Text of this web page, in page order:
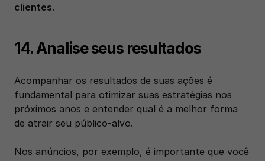
clientes.
14. Analise seus resultados
Acompanhar os resultados de suas ações é
fundamental para otimizar suas estratégias nos
próximos anos e entender qual é a melhor forma
de atrair seu público-alvo.
Nos anúncios, por exemplo, é importante que você